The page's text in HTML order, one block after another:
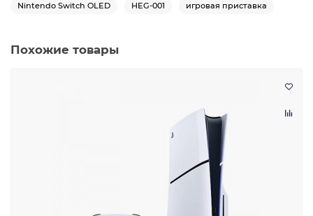
Nintendo Switch OLED HEG-001 игровая приставка
Похожие товары